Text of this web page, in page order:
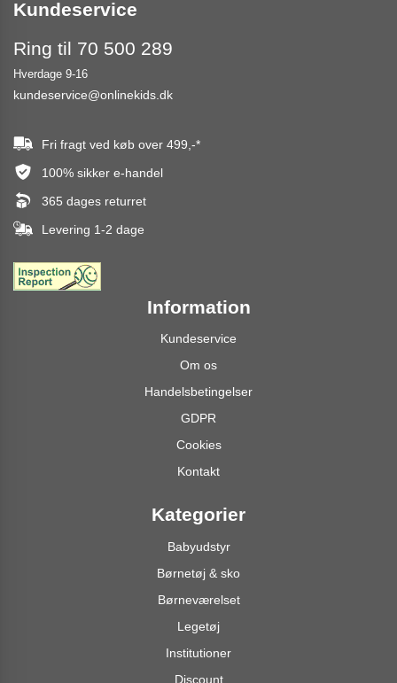
Kundeservice
Ring til 70 500 289
Hverdage 9-16
kundeservice@onlinekids.dk
Fri fragt ved køb over 499,-*
100% sikker e-handel
365 dages returret
Levering 1-2 dage
Information
Kundeservice
Om os
Handelsbetingelser
GDPR
Cookies
Kontakt
Kategorier
Babyudstyr
Børnetøj & sko
Børneværelset
Legetøj
Institutioner
Discount